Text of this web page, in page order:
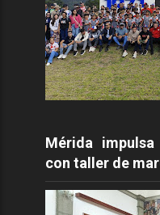
Mérida
con taller de